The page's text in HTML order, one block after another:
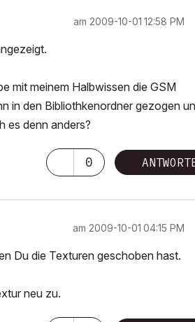
am ‎2009-10-01 12:58 PM
mit meinem Halbwissen die GSM
in den Bibliothkenordner gezogen
es denn anders?
0
am ‎2009-10-01 04:15 PM
Du die Texturen geschoben hast.
neu zu.